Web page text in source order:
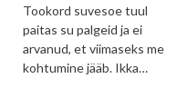
Tookord suvesoe tuul
paitas su palgeid ja ei
arvanud, et viimaseks me
kohtumine jääb. Ikka…